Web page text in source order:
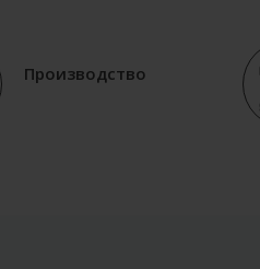
Производство